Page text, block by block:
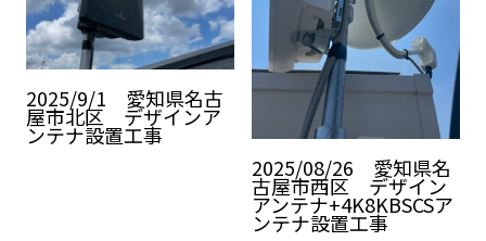
2025/9/1 愛知県名古
屋市北区 デザインア
ンテナ設置工事
2025/08/26 愛知県名
古屋市西区 デザイン
アンテナ+4K8KBSCSア
ンテナ設置工事